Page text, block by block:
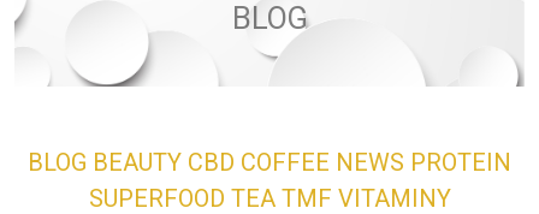
BLOG
BLOG BEAUTY CBD COFFEE NEWS PROTEIN
SUPERFOOD TEA TMF VITAMINY